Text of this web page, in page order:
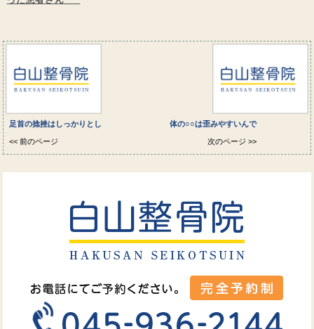
足首の捻挫はしっかりとし
<< 前のページ
体の○○は歪みやすいんで
次のページ >>